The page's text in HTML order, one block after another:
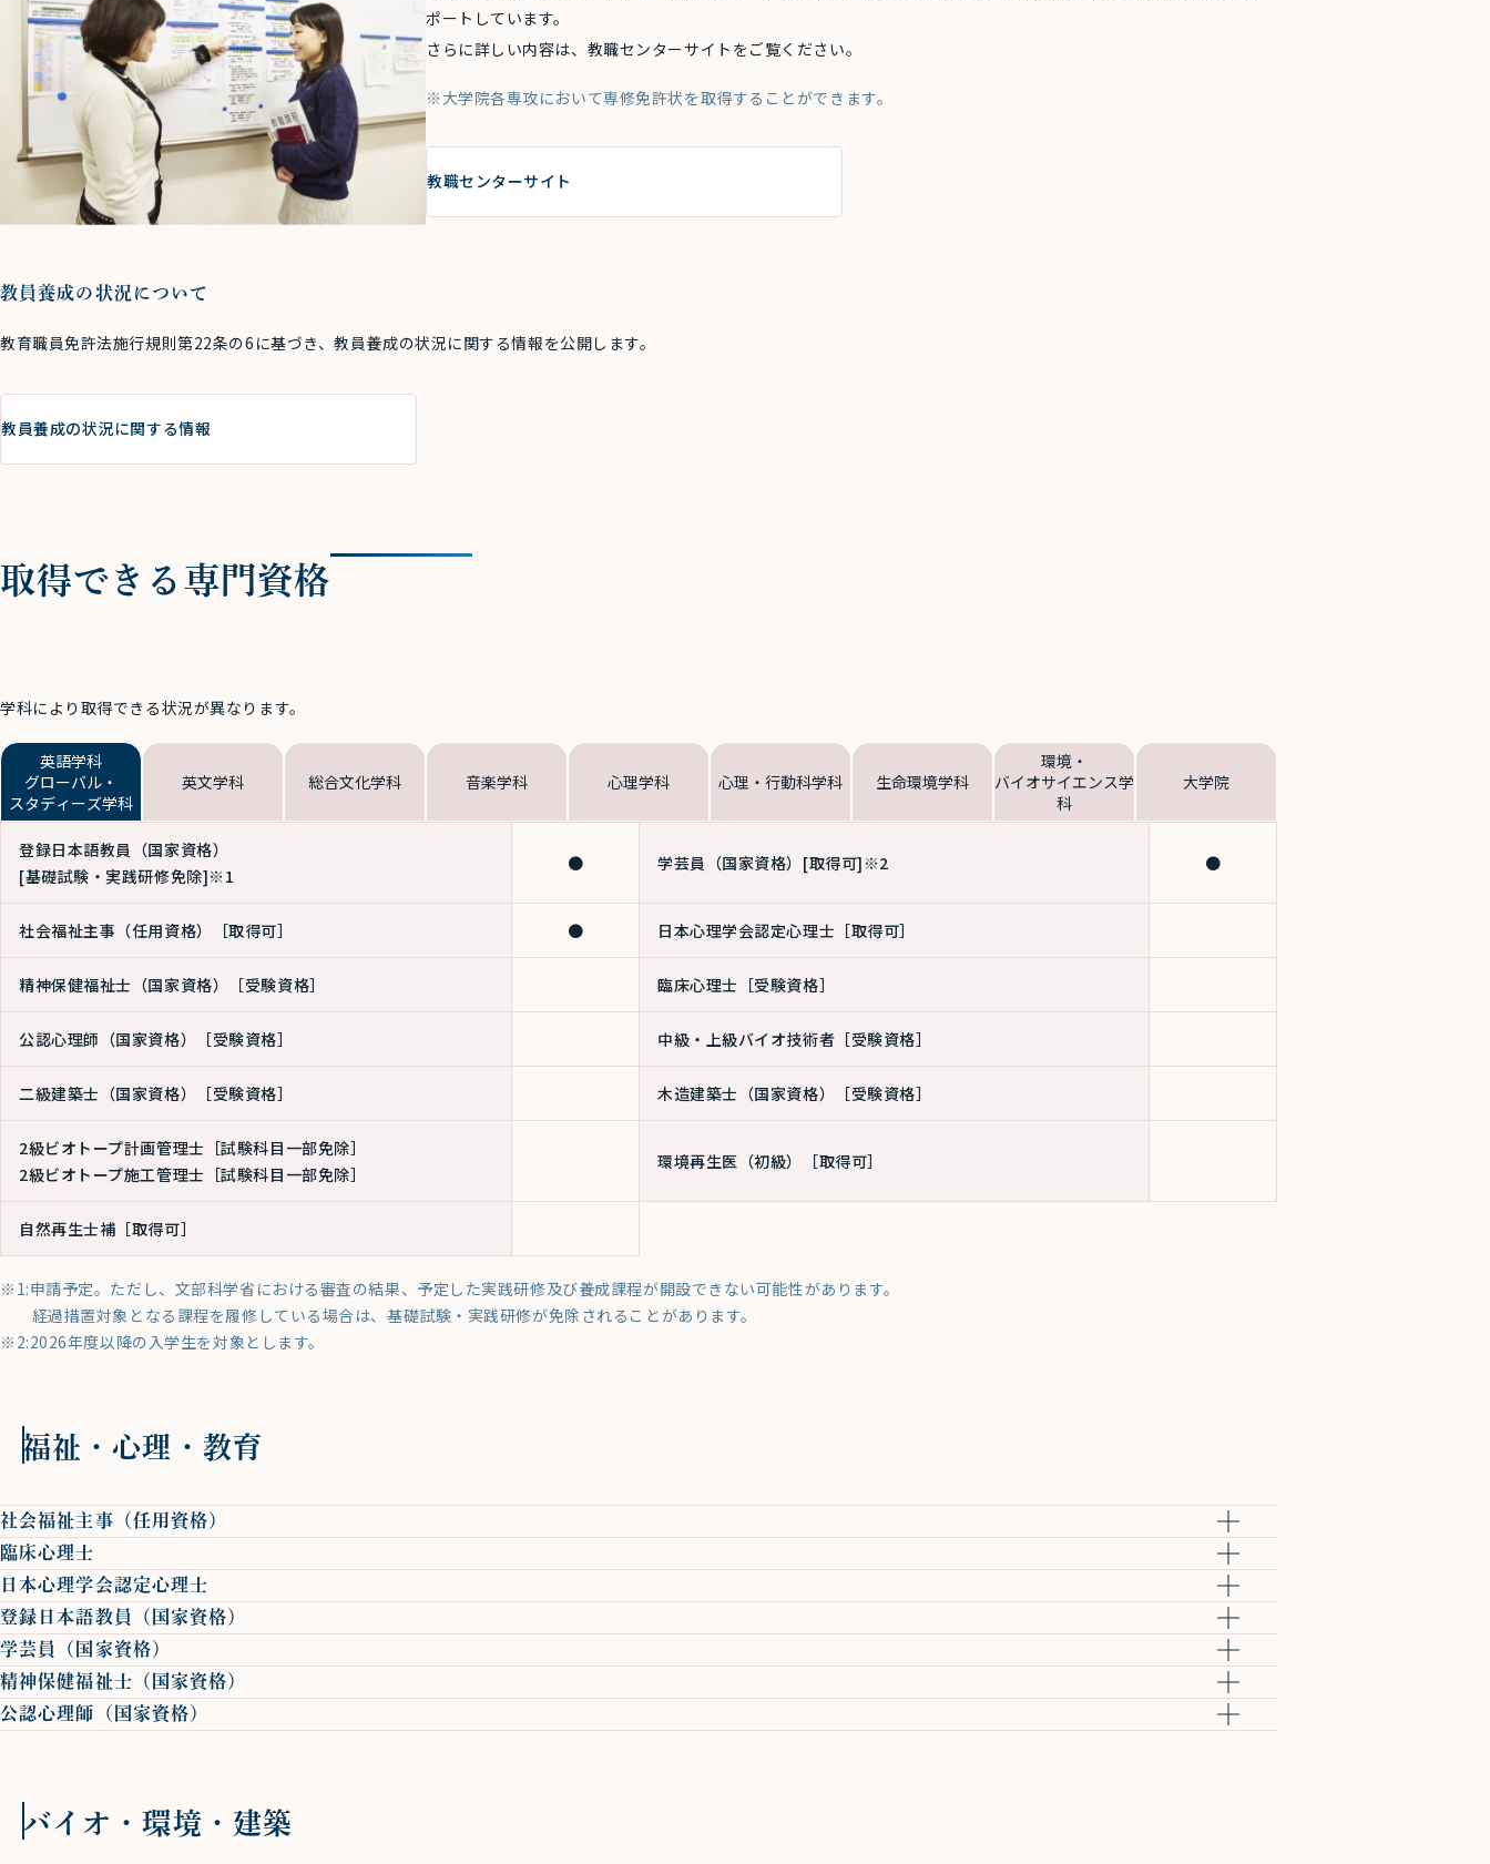
ポートしています。
さらに詳しい内容は、教職センターサイトをご覧ください。
※大学院各専攻において専修免許状を取得することができます。
教職センターサイト
教員養成の状況について
教育職員免許法施行規則第22条の6に基づき、教員養成の状況に関する情報を公開します。
教員養成の状況に関する情報
取得できる専門資格
学科により取得できる状況が異なります。
英語学科
グローバル・
スタディーズ学科
英文学科 総合文化学科 音楽学科 心理学科 心理・行動科学科 生命環境学科
環境・
バイオサイエンス学
科
大学院
登録日本語教員（国家資格）
[基礎試験・実践研修免除]※1
● 学芸員（国家資格） [取得可]※2 ●
社会福祉主事（任用資格） ［取得可］ ● 日本心理学会認定心理士 ［取得可］
精神保健福祉士（国家資格） ［受験資格］ 臨床心理士 ［受験資格］
公認心理師（国家資格） ［受験資格］ 中級・上級バイオ技術者 ［受験資格］
二級建築士（国家資格） ［受験資格］ 木造建築士（国家資格） ［受験資格］
2級ビオトープ計画管理士 ［試験科目一部免除］
2級ビオトープ施工管理士 ［試験科目一部免除］
環境再生医（初級） ［取得可］
自然再生士補 ［取得可］
※1:申請予定。ただし、文部科学省における審査の結果、予定した実践研修及び養成課程が開設できない可能性があります。
経過措置対象となる課程を履修している場合は、基礎試験・実践研修が免除されることがあります。
※2:2026年度以降の入学生を対象とします。
福祉・心理・教育
社会福祉主事（任用資格）
臨床心理士
日本心理学会認定心理士
登録日本語教員（国家資格）
学芸員（国家資格）
精神保健福祉士（国家資格）
公認心理師（国家資格）
バイオ・環境・建築